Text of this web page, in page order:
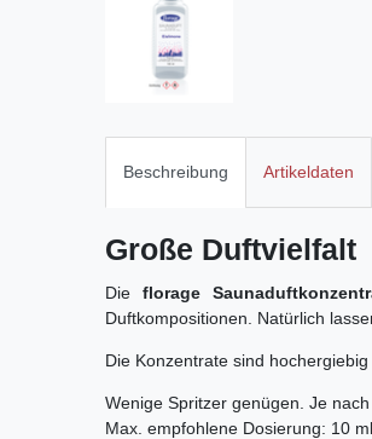
Beschreibung Artikeldaten
Große Duftvielfalt
Die florage
Duftkompositionen. Natürlich
Die Konzentrate sind
Wenige Spritzer genügen. Je
Max. empfohlene Dosierung: 10